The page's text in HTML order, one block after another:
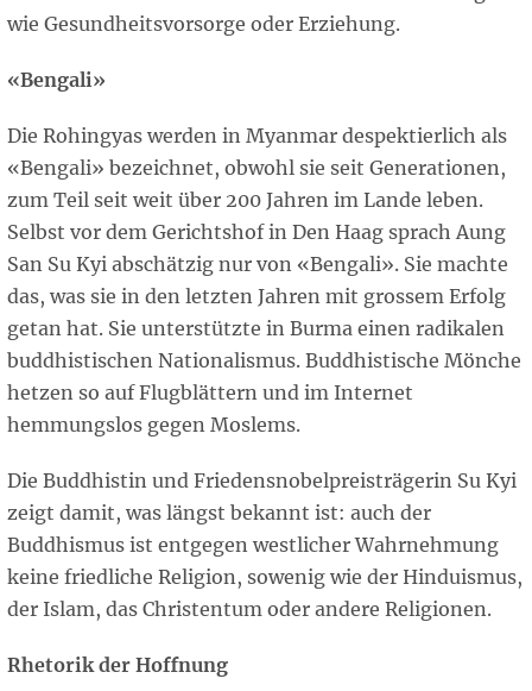
wie Gesundheitsvorsorge oder Erziehung.
«Bengali»
Die Rohingyas werden in Myanmar despektierlich als
«Bengali» bezeichnet, obwohl sie seit Generationen,
zum Teil seit weit über 200 Jahren im Lande leben.
Selbst vor dem Gerichtshof in Den Haag sprach Aung
San Su Kyi abschätzig nur von «Bengali». Sie machte
das, was sie in den letzten Jahren mit grossem Erfolg
getan hat. Sie unterstützte in Burma einen radikalen
buddhistischen Nationalismus. Buddhistische Mönche
hetzen so auf Flugblättern und im Internet
hemmungslos gegen Moslems.
Die Buddhistin und Friedensnobelpreisträgerin Su Kyi
zeigt damit, was längst bekannt ist: auch der
Buddhismus ist entgegen westlicher Wahrnehmung
keine friedliche Religion, sowenig wie der Hinduismus,
der Islam, das Christentum oder andere Religionen.
Rhetorik der Hoffnung